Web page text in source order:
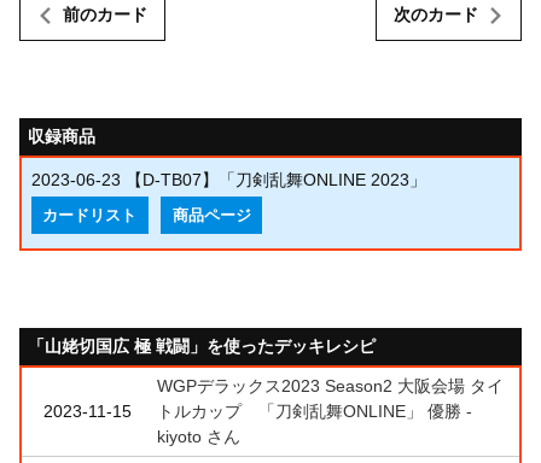
前のカード 次のカード
収録商品
2023-06-23 【D-TB07】「刀剣乱舞ONLINE 2023」
カードリスト 商品ページ
「山姥切国広 極 戦闘」を使ったデッキレシピ
2023-11-15
WGPデラックス2023 Season2 大阪会場 タイ
トルカップ 「刀剣乱舞ONLINE」 優勝 -
kiyoto さん